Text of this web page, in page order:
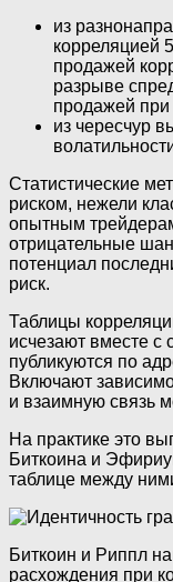
из
корреляцией
продажей
разрыве
продажей
из чересчур
Статистические
риском, нежели
опытным
отрицательные
потенциал
риск.
Таблицы
исчезают вместе с
публикуются по
Включают
и взаимную связь
На практике это
Биткоина и
таблице между
Биткоин и Риппл
расхождения при